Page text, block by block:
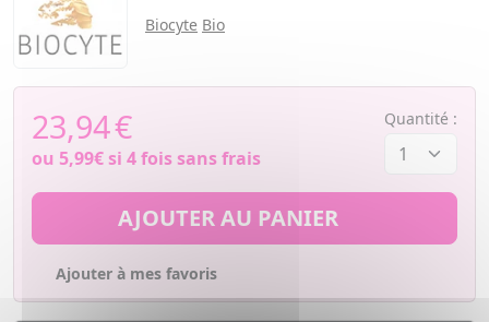
Biocyte Bio
23,94€
ou 5,99€si 4 fois sans frais
Quantité :
AJOUTER AU PANIER
Ajouter à mes favoris